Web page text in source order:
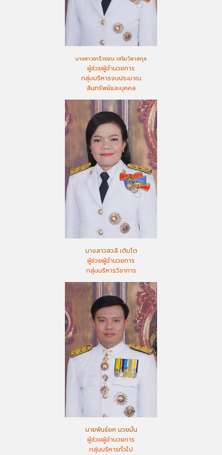
นางสาวอารีวรรณ เสริมวิลาสกุล
ผู้ช่วยผู้อำนวยการ
กลุ่มบริหารงบประมาณ
สินทรัพย์และบุคคล
นางสาวสวลี เติบโต
ผู้ช่วยผู้อำนวยการ
กลุ่มบริหารวิชาการ
นายพันธ์ยศ มวยมั่น
ผู้ช่วยผู้อำนวยการ
กลุ่มบริหารทั่วไป